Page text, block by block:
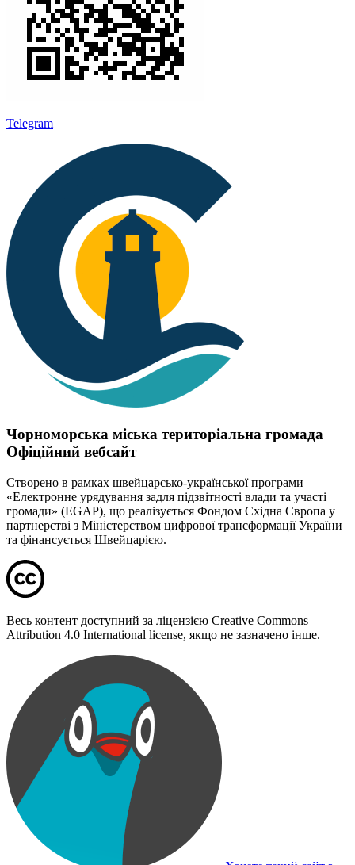
Telegram
Чорноморська міська територіальна громада
Офіційний вебсайт
Створено в рамках швейцарсько-української програми
«Електронне урядування задля підзвітності влади та участі
громади» (EGAP), що реалізується Фондом Східна Європа у
партнерстві з Міністерством цифрової трансформації України
та фінансується Швейцарією.
Весь контент доступний за ліцензією Creative Commons
Attribution 4.0 International license, якщо не зазначено інше.